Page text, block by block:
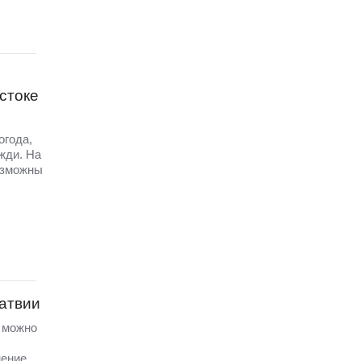
На
можно